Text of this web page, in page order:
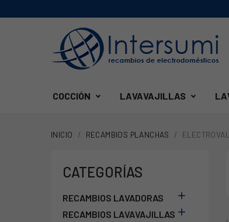
COCCIÓN LAVAVAJILLAS
INICIO RECAMBIOS PLANCHAS
CATEGORÍAS
RECAMBIOS LAVADORAS 
RECAMBIOS LAVAVAJILLAS 